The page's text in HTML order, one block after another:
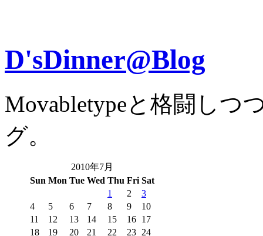
D'sDinner@Blog
Movabletypeと格闘しつ
グ。
2010年7月
Sun Mon Tue Wed Thu Fri Sat
1
2
3
4
5 6 7 8 9
10
11
12 13 14 15 16 17
18
19 20 21 22 23 24